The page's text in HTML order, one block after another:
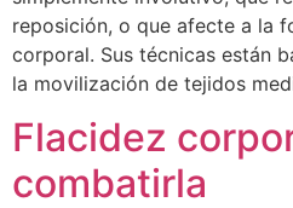
reposición, o que afecte a la
corporal. Sus técnicas están
la movilización de tejidos
Flacidez
combatirla